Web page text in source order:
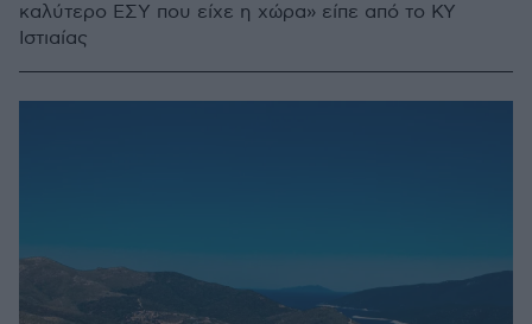
καλύτερο ΕΣΥ που είχε η χώρα» είπε από το ΚΥ
Ιστιαίας